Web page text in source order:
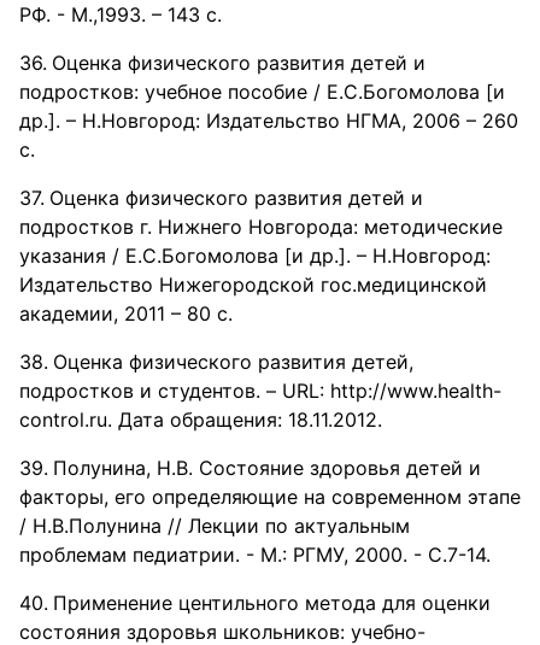
РФ. - М.,1993. – 143 с.
Оценка физического развития детей и
подростков: учебное пособие / Е.С.Богомолова [и
др.]. – Н.Новгород: Издательство НГМА, 2006 – 260
с.
Оценка физического развития детей и
подростков г. Нижнего Новгорода: методические
указания / Е.С.Богомолова [и др.]. – Н.Новгород:
Издательство Нижегородской гос.медицинской
академии, 2011 – 80 с.
Оценка физического развития детей,
подростков и студентов. – URL: http://www.health-
control.ru. Дата обращения: 18.11.2012.
Полунина, Н.В. Состояние здоровья детей и
факторы, его определяющие на современном этапе
/ Н.В.Полунина // Лекции по актуальным
проблемам педиатрии. - М.: РГМУ, 2000. - С.7-14.
Применение центильного метода для оценки
состояния здоровья школьников: учебно-